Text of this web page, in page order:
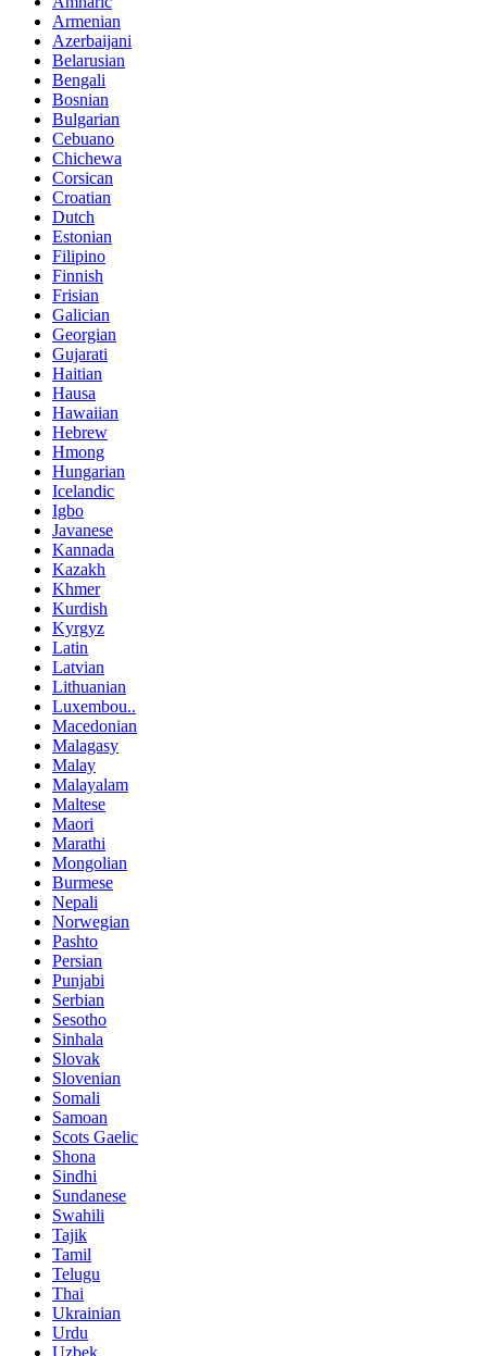
Armenian
Azerbaijani
Belarusian
Bengali
Bosnian
Bulgarian
Cebuano
Chichewa
Corsican
Croatian
Dutch
Estonian
Filipino
Finnish
Frisian
Galician
Georgian
Gujarati
Haitian
Hausa
Hawaiian
Hebrew
Hmong
Hungarian
Icelandic
Igbo
Javanese
Kannada
Kazakh
Khmer
Kurdish
Kyrgyz
Latin
Latvian
Lithuanian
Luxembou..
Macedonian
Malagasy
Malay
Malayalam
Maltese
Maori
Marathi
Mongolian
Burmese
Nepali
Norwegian
Pashto
Persian
Punjabi
Serbian
Sesotho
Sinhala
Slovak
Slovenian
Somali
Samoan
Scots Gaelic
Shona
Sindhi
Sundanese
Swahili
Tajik
Tamil
Telugu
Thai
Ukrainian
Urdu
Uzbek